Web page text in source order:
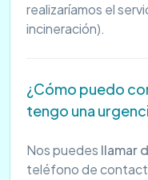
realizaríamos el
incineración).
¿Cómo puedo
tengo una
Nos puedes llamar
teléfono de